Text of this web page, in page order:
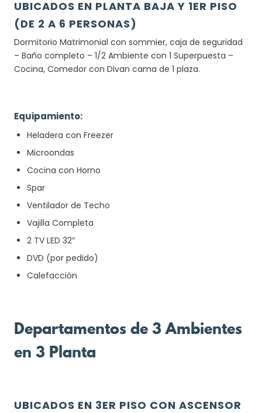
UBICADOS EN PLANTA BAJA Y 1ER PISO
(DE 2 A 6 PERSONAS)
Dormitorio Matrimonial con sommier, caja de seguridad
– Baño completo – 1/2 Ambiente con 1 Superpuesta –
Cocina, Comedor con Divan cama de 1 plaza.
Equipamiento:
Heladera con Freezer
Microondas
Cocina con Horno
Spar
Ventilador de Techo
Vajilla Completa
2 TV LED 32″
DVD (por pedido)
Calefacción
Departamentos de 3 Ambientes
en 3 Planta
UBICADOS EN 3ER PISO CON ASCENSOR